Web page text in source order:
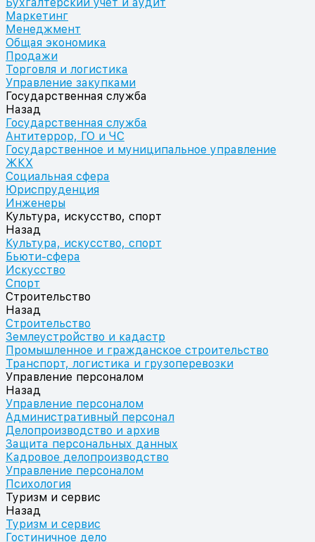
Маркетинг
Менеджмент
Общая экономика
Продажи
Торговля и логистика
Управление закупками
Государственная служба
Назад
Государственная служба
Антитеррор, ГО и ЧС
Государственное и муниципальное управление
ЖКХ
Социальная сфера
Юриспруденция
Инженеры
Культура, искусство, спорт
Назад
Культура, искусство, спорт
Бьюти-сфера
Искусство
Спорт
Строительство
Назад
Строительство
Землеустройство и кадастр
Промышленное и гражданское строительство
Транспорт, логистика и грузоперевозки
Управление персоналом
Назад
Управление персоналом
Административный персонал
Делопроизводство и архив
Защита персональных данных
Кадровое делопроизводство
Управление персоналом
Психология
Туризм и сервис
Назад
Туризм и сервис
Гостиничное дело